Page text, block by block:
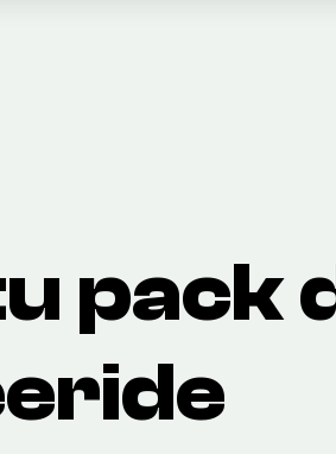
pack